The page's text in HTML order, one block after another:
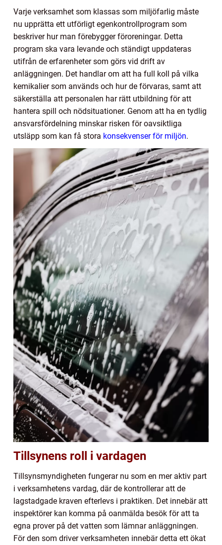
Varje verksamhet som klassas som miljöfarlig måste
nu upprätta ett utförligt egenkontrollprogram som
beskriver hur man förebygger föroreningar. Detta
program ska vara levande och ständigt uppdateras
utifrån de erfarenheter som görs vid drift av
anläggningen. Det handlar om att ha full koll på vilka
kemikalier som används och hur de förvaras, samt att
säkerställa att personalen har rätt utbildning för att
hantera spill och nödsituationer. Genom att ha en tydlig
ansvarsfördelning minskar risken för oavsiktliga
utsläpp som kan få stora konsekvenser för miljön.
Tillsynens roll i vardagen
Tillsynsmyndigheten fungerar nu som en mer aktiv part
i verksamhetens vardag, där de kontrollerar att de
lagstadgade kraven efterlevs i praktiken. Det innebär att
inspektörer kan komma på oanmälda besök för att ta
egna prover på det vatten som lämnar anläggningen.
För den som driver verksamheten innebär detta ett ökat